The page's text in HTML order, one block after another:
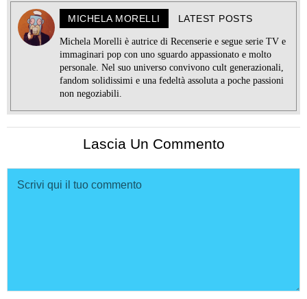
MICHELA MORELLI LATEST POSTS
Michela Morelli è autrice di Recenserie e segue serie TV e
immaginari pop con uno sguardo appassionato e molto
personale. Nel suo universo convivono cult generazionali,
fandom solidissimi e una fedeltà assoluta a poche passioni
non negoziabili.
Lascia Un Commento